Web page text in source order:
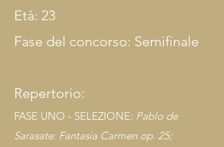
Età: 23
Fase del concorso: Semifinale
Repertorio:
FASE UNO - SELEZIONE: Pablo de
Sarasate: Fantasia Carmen op. 25;